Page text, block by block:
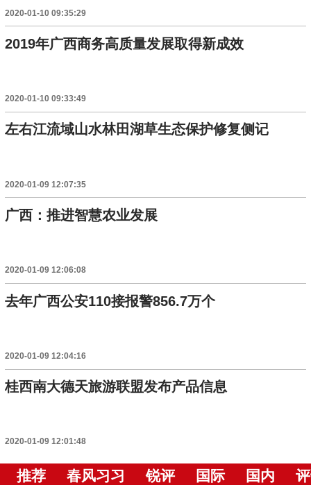
2020-01-10 09:35:29
2019年广西商务高质量发展取得新成效
2020-01-10 09:33:49
左右江流域山水林田湖草生态保护修复侧记
2020-01-09 12:07:35
广西：推进智慧农业发展
2020-01-09 12:06:08
去年广西公安110接报警856.7万个
2020-01-09 12:04:16
桂西南大德天旅游联盟发布产品信息
2020-01-09 12:01:48
推荐 春风习习 锐评 国际 国内